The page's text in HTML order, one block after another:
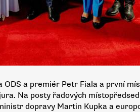
ODS a premiér Petr Fiala a první
Na posty řadových
dopravy Martin Kupka a